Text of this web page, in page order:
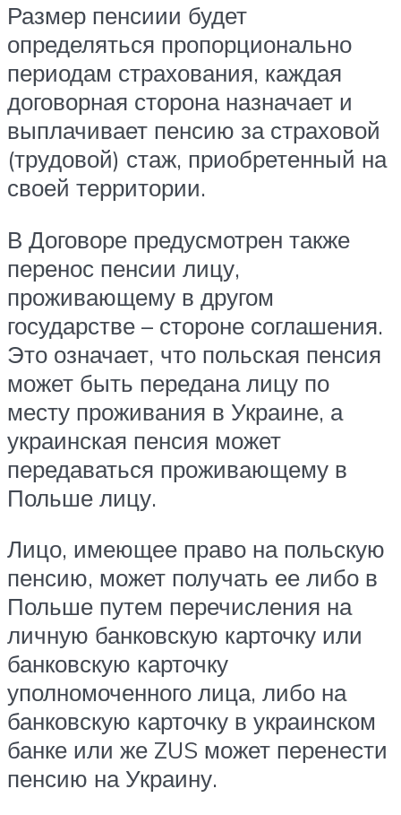
Размер пенсиии будет
определяться пропорционально
периодам страхования, каждая
договорная сторона назначает и
выплачивает пенсию за страховой
(трудовой) стаж, приобретенный на
своей территории.
В Договоре предусмотрен также
перенос пенсии лицу,
проживающему в другом
государстве – стороне соглашения.
Это означает, что польская пенсия
может быть передана лицу по
месту проживания в Украине, а
украинская пенсия может
передаваться проживающему в
Польше лицу.
Лицо, имеющее право на польскую
пенсию, может получать ее либо в
Польше путем перечисления на
личную банковскую карточку или
банковскую карточку
уполномоченного лица, либо на
банковскую карточку в украинском
банке или же ZUS может перенести
пенсию на Украину.